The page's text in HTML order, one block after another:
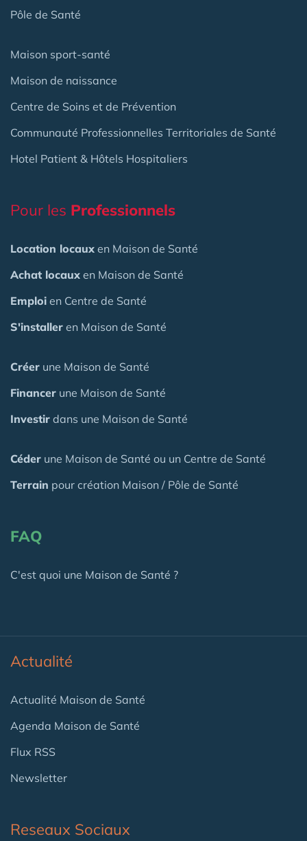
Pôle de Santé
Maison sport-santé
Maison de naissance
Centre de Soins et de Prévention
Communauté Professionnelles Territoriales de Santé
Hotel Patient & Hôtels Hospitaliers
Pour les Professionnels
Location locaux en Maison de Santé
Achat locaux en Maison de Santé
Emploi en Centre de Santé
S'installer en Maison de Santé
Créer une Maison de Santé
Financer une Maison de Santé
Investir dans une Maison de Santé
Céder une Maison de Santé ou un Centre de Santé
Terrain pour création Maison / Pôle de Santé
FAQ
C'est quoi une Maison de Santé ?
Actualité
Actualité Maison de Santé
Agenda Maison de Santé
Flux RSS
Newsletter
Reseaux Sociaux